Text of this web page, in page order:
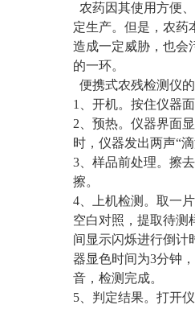
农药因其使用方便
定生产。但是，农药
造成一定威胁，也会
的一环。
便携式农残检测仪的
1、开机。按住仪器
2、预热。仪器界面
时，仪器发出两声“
3、样品前处理。擦
擦。
4、上机检测。取一
空白对照，提取待测
间显示闪烁进行倒计
器显色时间为3分钟
音，检测完成。
5、判定结果。打开